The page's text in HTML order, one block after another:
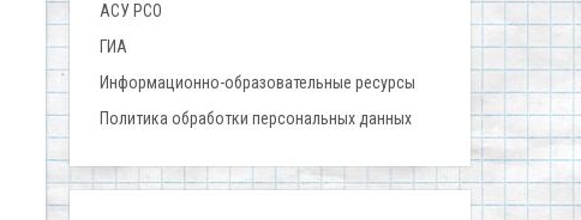
АСУ РСО
ГИА
Информационно-образовательные ресурсы
Политика обработки персональных данных